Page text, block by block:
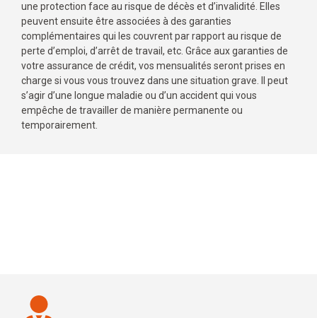
une protection face au risque de décès et d’invalidité. Elles
peuvent ensuite être associées à des garanties
complémentaires qui les couvrent par rapport au risque de
perte d’emploi, d’arrêt de travail, etc. Grâce aux garanties de
votre assurance de crédit, vos mensualités seront prises en
charge si vous vous trouvez dans une situation grave. Il peut
s’agir d’une longue maladie ou d’un accident qui vous
empêche de travailler de manière permanente ou
temporairement.